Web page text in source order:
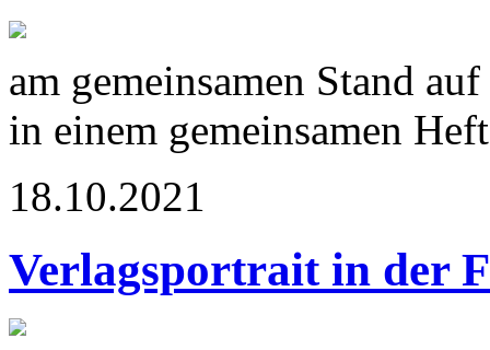
am gemeinsamen Stand
in einem gemeinsamen
18.10.2021
Verlagsportrait in der